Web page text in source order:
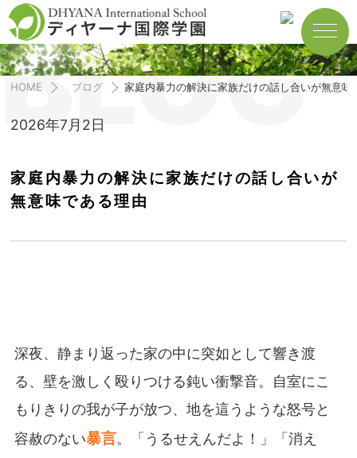
BLOG
HOME ブログ 家庭内暴力の解決に家族だけの話し合いが無意味
2026年7月2日
家庭内暴力の解決に家族だけの話し合いが
無意味である理由
深夜、静まり返った家の中に突如として響き渡
る、壁を激しく殴りつける鈍い衝撃音。自室にこ
もりきりの我が子が放つ、地を這うような怒号と
容赦のない暴言。「うるせえんだよ！」「消え